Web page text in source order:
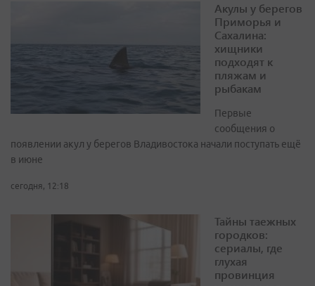
Акулы у берегов
Приморья и
Сахалина:
хищники
подходят к
пляжам и
рыбакам
Первые
сообщения о
появлении акул у берегов Владивостока начали поступать ещё
в июне
сегодня, 12:18
Тайны таежных
городков:
сериалы, где
глухая
провинция